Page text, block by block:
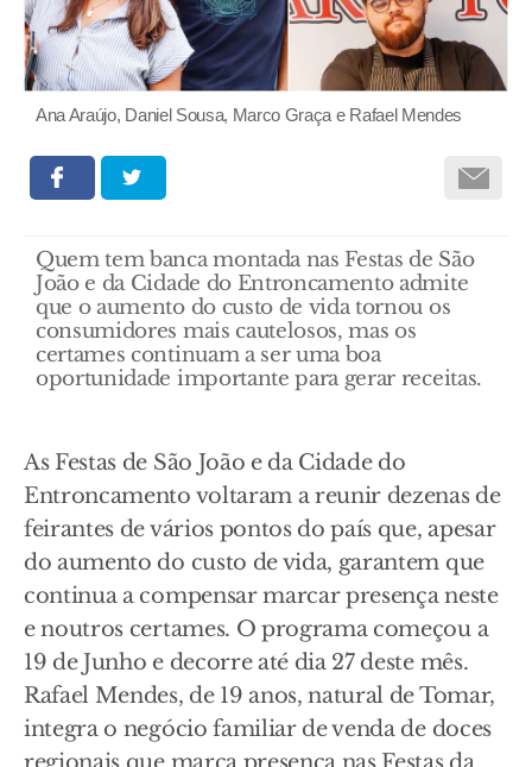
Ana Araújo, Daniel Sousa, Marco Graça e Rafael Mendes
Quem tem banca montada nas Festas de São
João e da Cidade do Entroncamento admite
que o aumento do custo de vida tornou os
consumidores mais cautelosos, mas os
certames continuam a ser uma boa
oportunidade importante para gerar receitas.
As Festas de São João e da Cidade do
Entroncamento voltaram a reunir dezenas de
feirantes de vários pontos do país que, apesar
do aumento do custo de vida, garantem que
continua a compensar marcar presença neste
e noutros certames. O programa começou a
19 de Junho e decorre até dia 27 deste mês.
Rafael Mendes, de 19 anos, natural de Tomar,
integra o negócio familiar de venda de doces